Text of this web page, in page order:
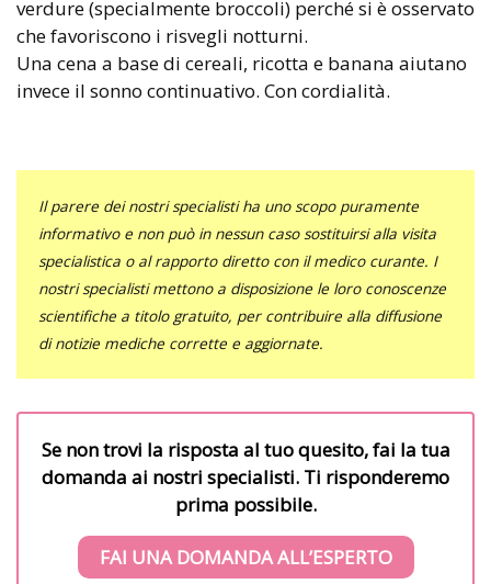
verdure (specialmente broccoli) perché si è osservato
che favoriscono i risvegli notturni.
Una cena a base di cereali, ricotta e banana aiutano
invece il sonno continuativo. Con cordialità.
Il parere dei nostri specialisti ha uno scopo puramente
informativo e non può in nessun caso sostituirsi alla visita
specialistica o al rapporto diretto con il medico curante. I
nostri specialisti mettono a disposizione le loro conoscenze
scientifiche a titolo gratuito, per contribuire alla diffusione
di notizie mediche corrette e aggiornate.
Se non trovi la risposta al tuo quesito, fai la tua
domanda ai nostri specialisti. Ti risponderemo
prima possibile.
FAI UNA DOMANDA ALL’ESPERTO